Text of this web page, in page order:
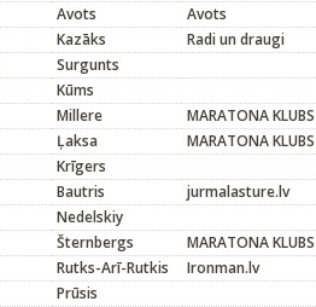
Avots
Avots
Kazāks
Radi un draugi
Surgunts
Kūms
Millere
MARATONA KLUBS
Ļaksa
MARATONA KLUBS
Krīgers
Bautris
jurmalasture.lv
Nedelskiy
Šternbergs
MARATONA KLUBS
Rutks-Arī-Rutkis
Ironman.lv
Prūsis